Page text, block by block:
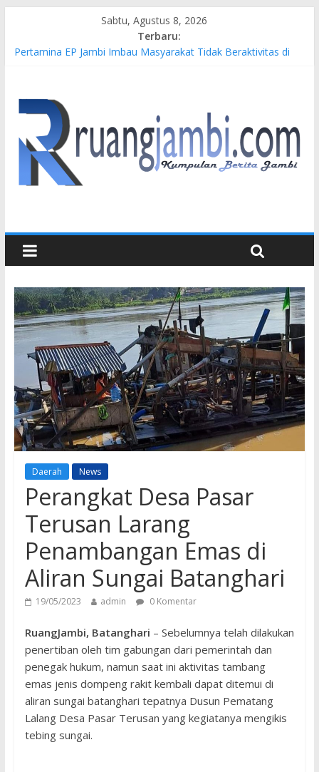
Sabtu, Agustus 8, 2026
Terbaru:
Pertamina EP Jambi Imbau Masyarakat Tidak Beraktivitas di
Didampingi Pengacara Chris Januardi
Hj. Hesti Haris Dorong Lahirnya Wirausaha Muda Melalui
Pelatihan Batik Kontemporer PKW
Siap Dukung Kegiatan Hulu Migas, Kapolda Jambi Kunjungi
FSO 115
Gubernur Al Haris Buka Turnamen Tenis Antar Alumni
Daerah News
Perangkat Desa Pasar
Terusan Larang
Penambangan Emas di
Aliran Sungai Batanghari
19/05/2023 admin 0 Komentar
RuangJambi, Batanghari – Sebelumnya telah dilakukan
penertiban oleh tim gabungan dari pemerintah dan
penegak hukum, namun saat ini aktivitas tambang
emas jenis dompeng rakit kembali dapat ditemui di
aliran sungai batanghari tepatnya Dusun Pematang
Lalang Desa Pasar Terusan yang kegiatanya mengikis
tebing sungai.